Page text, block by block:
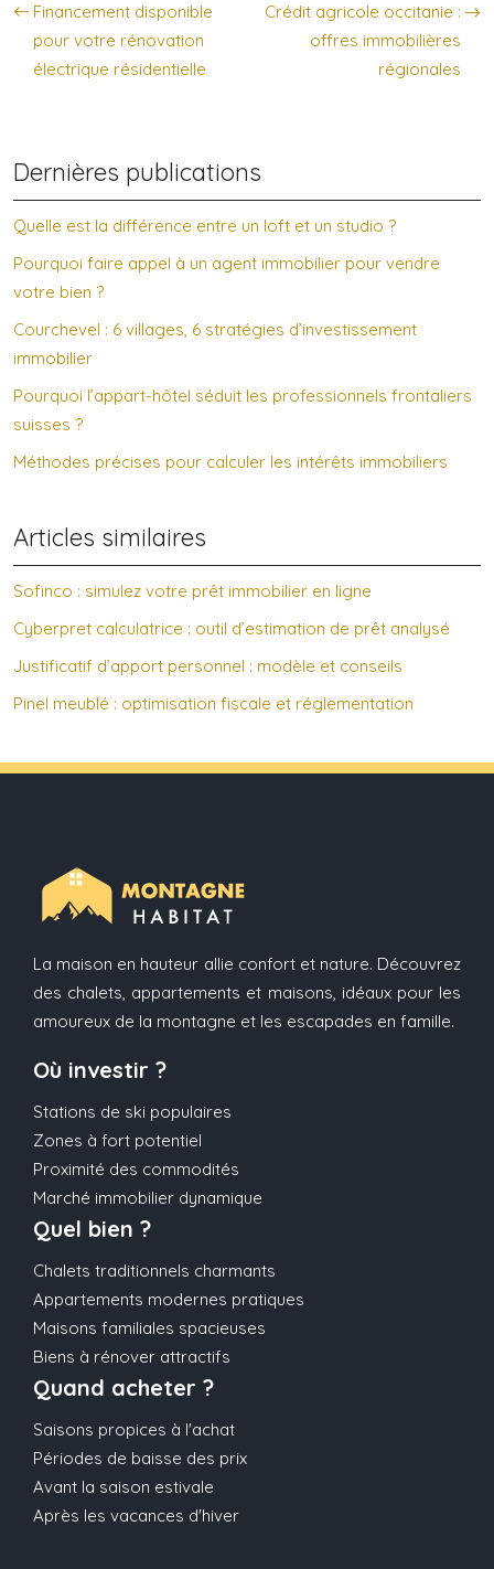
Financement disponible
pour votre rénovation
électrique résidentielle
Crédit agricole occitanie :
offres immobilières
régionales
Dernières publications
Quelle est la différence entre un loft et un studio ?
Pourquoi faire appel à un agent immobilier pour vendre
votre bien ?
Courchevel : 6 villages, 6 stratégies d’investissement
immobilier
Pourquoi l’appart-hôtel séduit les professionnels frontaliers
suisses ?
Méthodes précises pour calculer les intérêts immobiliers
Articles similaires
Sofinco : simulez votre prêt immobilier en ligne
Cyberpret calculatrice : outil d’estimation de prêt analysé
Justificatif d’apport personnel : modèle et conseils
Pinel meublé : optimisation fiscale et réglementation
La maison en hauteur allie confort et nature. Découvrez
des chalets, appartements et maisons, idéaux pour les
amoureux de la montagne et les escapades en famille.
Où investir ?
Stations de ski populaires
Zones à fort potentiel
Proximité des commodités
Marché immobilier dynamique
Quel bien ?
Chalets traditionnels charmants
Appartements modernes pratiques
Maisons familiales spacieuses
Biens à rénover attractifs
Quand acheter ?
Saisons propices à l'achat
Périodes de baisse des prix
Avant la saison estivale
Après les vacances d'hiver